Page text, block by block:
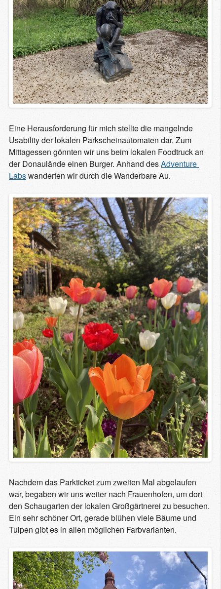
Eine Herausforderung für mich stellte die mangelnde
Usability der lokalen Parkscheinautomaten dar. Zum
Mittagessen gönnten wir uns beim lokalen Foodtruck an
der Donaulände einen Burger. Anhand desAdventure
Labswanderten wir durch die Wanderbare Au.
Nachdem das Parkticket zum zweiten Mal abgelaufen
war, begaben wir uns weiter nach Frauenhofen, um dort
den Schaugarten der lokalen Großgärtnerei zu besuchen.
Ein sehr schöner Ort, gerade blühen viele Bäume und
Tulpen gibt es in allen möglichen Farbvarianten.